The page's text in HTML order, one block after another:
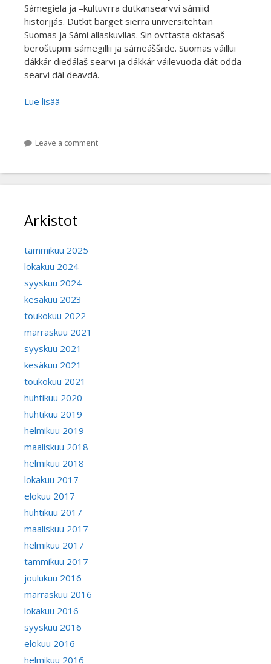
Sámegiela ja –kultuvrra dutkansearvvi sámiid
historjjás. Dutkit barget sierra universitehtain
Suomas ja Sámi allaskuvllas. Sin ovttasta oktasaš
beroštupmi sámegillii ja sámeáššiide. Suomas váillui
dákkár dieđálaš searvi ja dákkár váilevuođa dát ođđa
searvi dál deavdá.
Lue lisää
Leave a comment
Arkistot
tammikuu 2025
lokakuu 2024
syyskuu 2024
kesäkuu 2023
toukokuu 2022
marraskuu 2021
syyskuu 2021
kesäkuu 2021
toukokuu 2021
huhtikuu 2020
huhtikuu 2019
helmikuu 2019
maaliskuu 2018
helmikuu 2018
lokakuu 2017
elokuu 2017
huhtikuu 2017
maaliskuu 2017
helmikuu 2017
tammikuu 2017
joulukuu 2016
marraskuu 2016
lokakuu 2016
syyskuu 2016
elokuu 2016
helmikuu 2016